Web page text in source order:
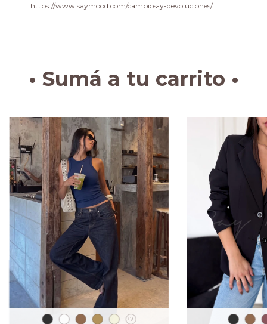
https://www.saymood.com/cambios-y-devoluciones/
• Sumá a tu carrito •
+7